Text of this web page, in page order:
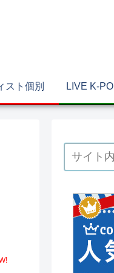
スト個別 LIVE K-